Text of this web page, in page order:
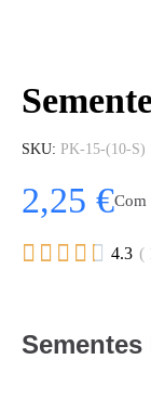
SKU PK-15-(10-S)
2,25 €Com
     4.3 (